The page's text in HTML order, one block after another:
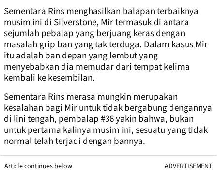
Sementara Rins menghasilkan balapan terbaiknya
musim ini di Silverstone, Mir termasuk di antara
sejumlah pebalap yang berjuang keras dengan
masalah grip ban yang tak terduga. Dalam kasus Mir
itu adalah ban depan yang lembut yang
menyebabkan dia memudar dari tempat kelima
kembali ke kesembilan.
Sementara Rins merasa mungkin merupakan
kesalahan bagi Mir untuk tidak bergabung dengannya
di lini tengah, pembalap #36 yakin bahwa, bukan
untuk pertama kalinya musim ini, sesuatu yang tidak
normal telah terjadi dengan bannya.
Article continues below ADVERTISEMENT